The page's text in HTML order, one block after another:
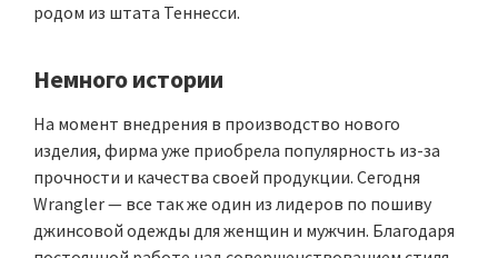
родом из штата Теннесси.
Немного истории
На момент внедрения в производство нового
изделия, фирма уже приобрела популярность из-за
прочности и качества своей продукции. Сегодня
Wrangler — все так же один из лидеров по пошиву
джинсовой одежды для женщин и мужчин. Благодаря